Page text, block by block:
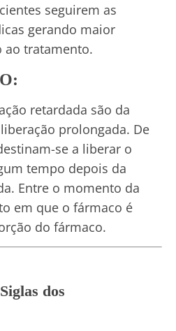
seguirem as
gerando maior
ao tratamento.
retardada são da
prolongada. De
se a liberar o
tempo depois da
Entre o momento da
em que o fármaco é
do fármaco.
dos